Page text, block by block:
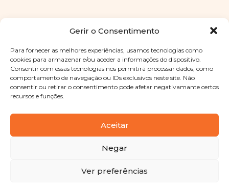
Gerir o Consentimento
Para fornecer as melhores experiências, usamos tecnologias como
cookies para armazenar e/ou aceder a informações do dispositivo.
Consentir com essas tecnologias nos permitirá processar dados, como
comportamento de navegação ou IDs exclusivos neste site. Não
consentir ou retirar o consentimento pode afetar negativamante certos
recursos e funções.
Aceitar
Negar
Ver preferências
Copyright © 2025 Sabores Santa Clara
. Todos os direitos
reservadosPolítica de Privacidade |Termos e condições
Designed byShift Your Branding Agency